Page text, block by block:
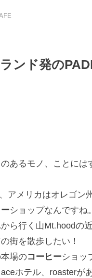
ンド発の
あるモノ、ことには
、アメリカはオレゴン州
ショップなんですね。
ら行く山Mt.hoodの
の街を散歩したい！
場のコーヒーショッ
ホテル、roasterが